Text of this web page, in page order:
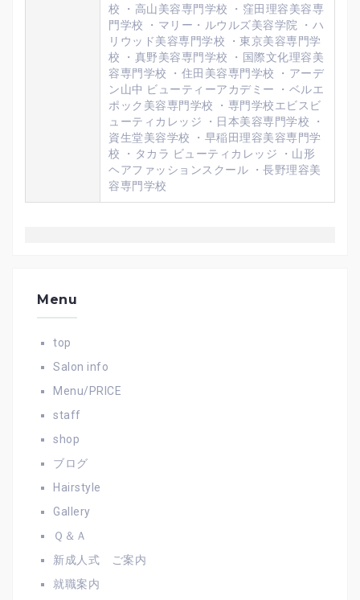
校 ・高山美容専門学校 ・窪田理容美容専
門学校 ・マリー・ルウルズ美容学院 ・ハ
リウッド美容専門学校 ・東京美容専門学
校 ・真野美容専門学校 ・国際文化理容美
容専門学校 ・住田美容専門学校 ・アーデ
ン山中 ビューティーアカデミー ・ベルエ
ポック美容専門学校 ・専門学校エビスビ
ューティカレッジ ・日本美容専門学校 ・
資生堂美容学校 ・早稲田理容美容専門学
校 ・タカラ ビューティカレッジ ・山形
ヘアファッションスクール ・長野理容美
容専門学校
Menu
top
Salon info
Menu/PRICE
staff
shop
ブログ
Hairstyle
Gallery
Ｑ＆Ａ
新成人式 ご案内
就職案内